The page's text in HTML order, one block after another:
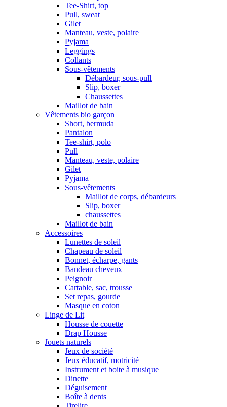
Tee-Shirt, top
Pull, sweat
Gilet
Manteau, veste, polaire
Pyjama
Leggings
Collants
Sous-vêtements
Débardeur, sous-pull
Slip, boxer
Chaussettes
Maillot de bain
Vêtements bio garçon
Short, bermuda
Pantalon
Tee-shirt, polo
Pull
Manteau, veste, polaire
Gilet
Pyjama
Sous-vêtements
Maillot de corps, débardeurs
Slip, boxer
chaussettes
Maillot de bain
Accessoires
Lunettes de soleil
Chapeau de soleil
Bonnet, écharpe, gants
Bandeau cheveux
Peignoir
Cartable, sac, trousse
Set repas, gourde
Masque en coton
Linge de Lit
Housse de couette
Drap Housse
Jouets naturels
Jeux de société
Jeux éducatif, motricité
Instrument et boite à musique
Dinette
Déguisement
Boîte à dents